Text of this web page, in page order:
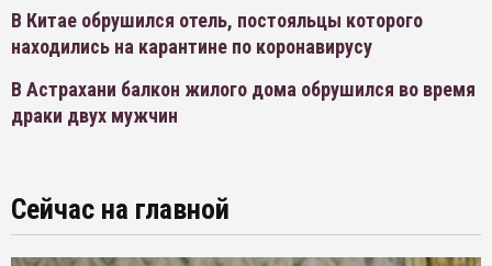
В Китае обрушился отель, постояльцы которого
находились на карантине по коронавирусу
В Астрахани балкон жилого дома обрушился во время
драки двух мужчин
Сейчас на главной